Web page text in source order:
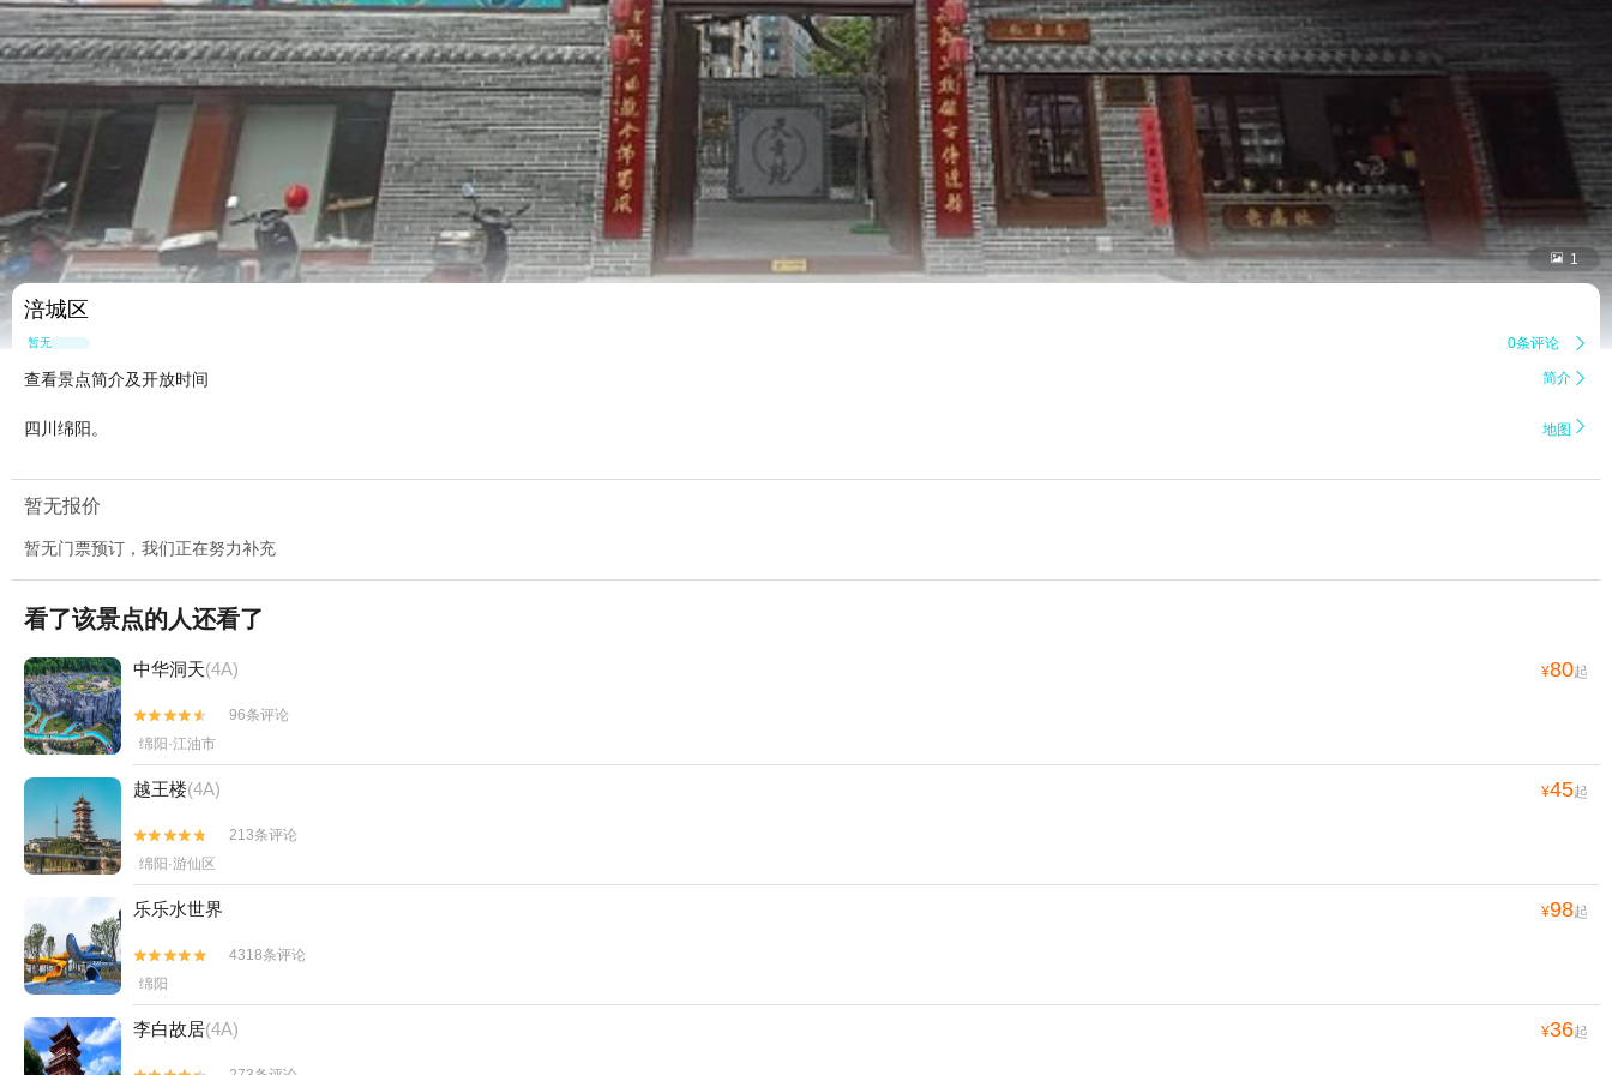
 1
涪城区
暂无点评 0条评论 
查看景点简介及开放时间 简介 
四川绵阳。 地图 
暂无报价
暂无门票预订，我们正在努力补充
看了该景点的人还看了
中华洞天(4A) ¥80起


96条评论
绵阳·江油市
越王楼(4A) ¥45起


213条评论
绵阳·游仙区
乐乐水世界 ¥98起


4318条评论
绵阳
李白故居(4A) ¥36起